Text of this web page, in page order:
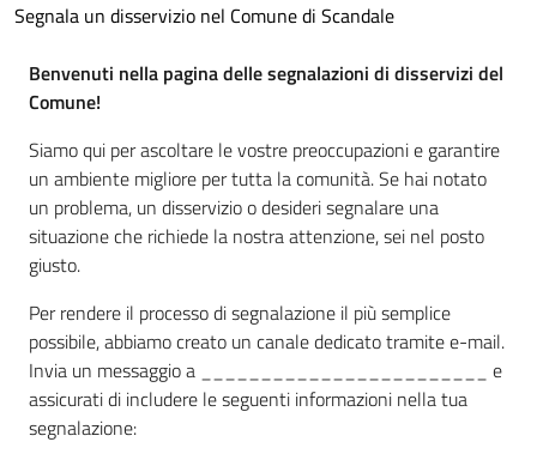
Segnala un disservizio nel Comune di Scandale
Benvenuti nella pagina delle segnalazioni di disservizi del
Comune!
Siamo qui per ascoltare le vostre preoccupazioni e garantire
un ambiente migliore per tutta la comunità. Se hai notato
un problema, un disservizio o desideri segnalare una
situazione che richiede la nostra attenzione, sei nel posto
giusto.
Per rendere il processo di segnalazione il più semplice
possibile, abbiamo creato un canale dedicato tramite e-mail.
Invia un messaggio a ________________________ e
assicurati di includere le seguenti informazioni nella tua
segnalazione: